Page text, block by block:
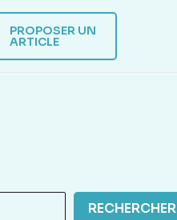
PROPOSER UN
ARTICLE
RECHERCHER